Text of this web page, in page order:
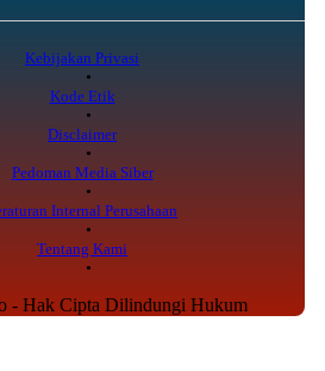
Kebijakan Privasi
Kode Etik
Disclaimer
Pedoman Media Siber
Internal Perusahaan
Tentang Kami
- Hak Cipta Dilindungi Hukum